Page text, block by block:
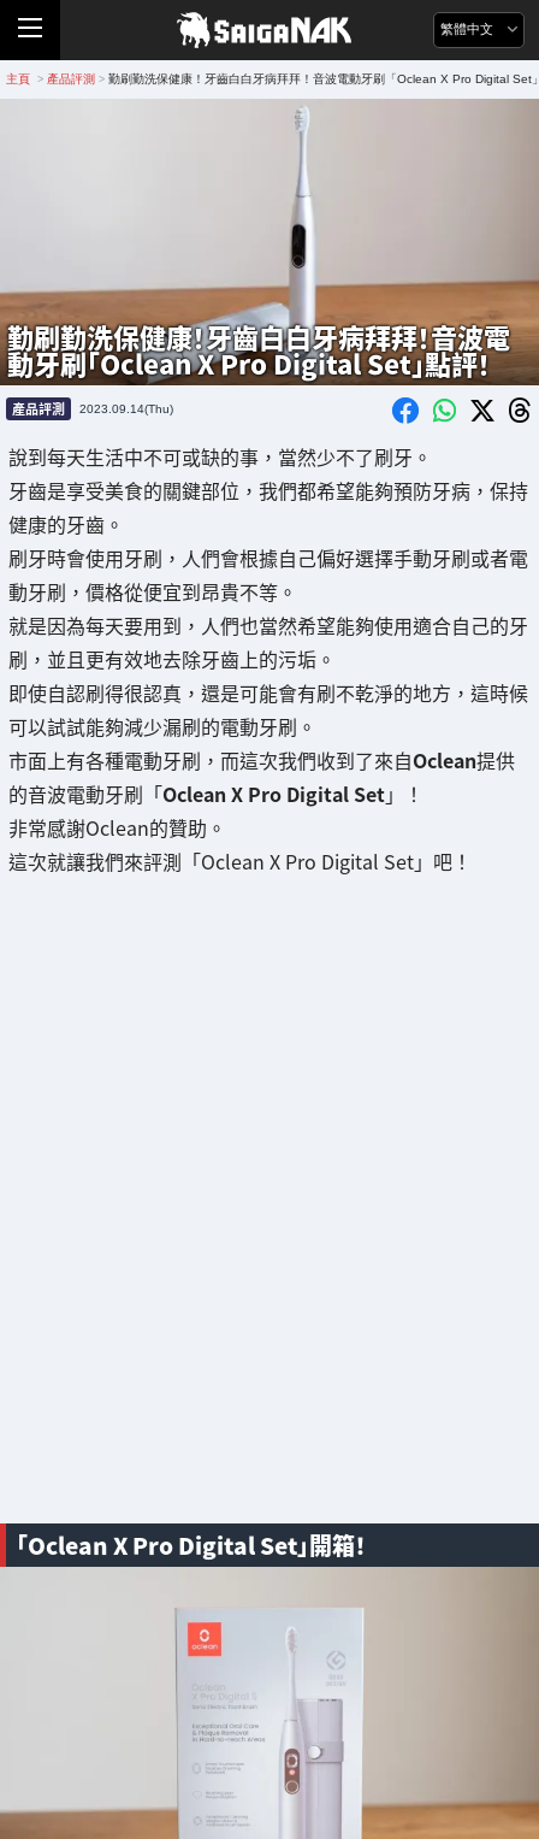
繁體中文
主頁 > 產品評測 > 勤刷勤洗保健康！牙齒白白牙病拜拜！音波電動牙刷「Oclean X Pro Digital Set
勤刷勤洗保健康！牙齒白白牙病拜拜！音波電
動牙刷「Oclean X Pro Digital Set」點評！
產品評測 2023.09.14(Thu)
說到每天生活中不可或缺的事，當然少不了刷牙。
牙齒是享受美食的關鍵部位，我們都希望能夠預防牙病，保持
健康的牙齒。
刷牙時會使用牙刷，人們會根據自己偏好選擇手動牙刷或者電
動牙刷，價格從便宜到昂貴不等。
就是因為每天要用到，人們也當然希望能夠使用適合自己的牙
刷，並且更有效地去除牙齒上的污垢。
即使自認刷得很認真，還是可能會有刷不乾淨的地方，這時候
可以試試能夠減少漏刷的電動牙刷。
市面上有各種電動牙刷，而這次我們收到了來自Oclean提供
的音波電動牙刷「Oclean X Pro Digital Set」！
非常感謝Oclean的贊助。
這次就讓我們來評測「Oclean X Pro Digital Set」吧！
「Oclean X Pro Digital Set」開箱！